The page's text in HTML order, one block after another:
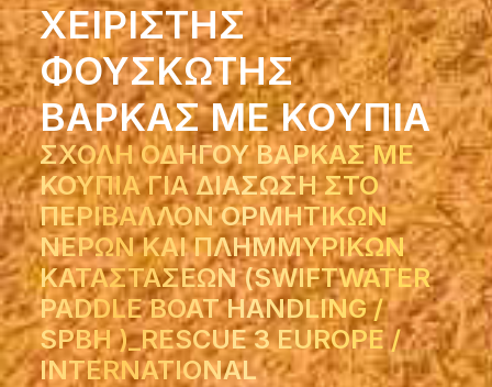
ΧΕΙΡΙΣΤΗΣ
ΦΟΥΣΚΩΤΗΣ
ΒΑΡΚΑΣ ΜΕ ΚΟΥΠΙΑ
ΣΧΟΛΗ ΟΔΗΓΟΥ ΒΑΡΚΑΣ ΜΕ
ΚΟΥΠΙΑ ΓΙΑ ΔΙΑΣΩΣΗ ΣΤΟ
ΠΕΡΙΒΑΛΛΟΝ ΟΡΜΗΤΙΚΩΝ
ΝΕΡΩΝ ΚΑΙ ΠΛΗΜΜΥΡΙΚΩΝ
ΚΑΤΑΣΤΑΣΕΩΝ (SWIFTWATER
PADDLE BOAT HANDLING /
SPBH )_RESCUE 3 EUROPE /
INTERNATIONAL